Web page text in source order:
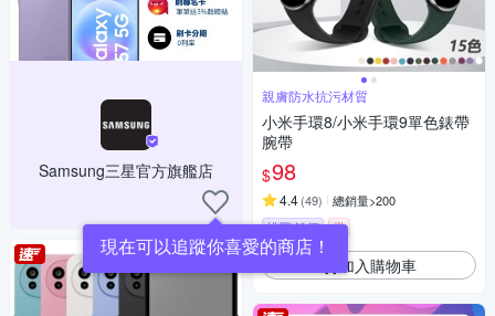
Samsung三星官方旗艦店
現在可以追蹤你喜愛的商店！
親膚防水抗污材質
小米手環8/小米手環9單色錶帶
腕帶
$98
4.4(49) 總銷量>200
挑戰低價 券
加入購物車